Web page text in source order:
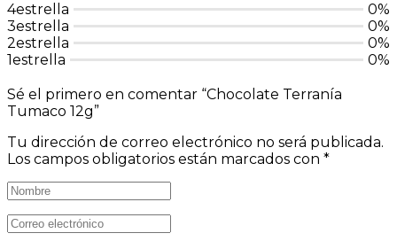
4estrella
0%
3estrella
0%
2estrella
0%
1estrella
0%
Sé el primero en comentar “Chocolate Terranía
Tumaco 12g”
Tu dirección de correo electrónico no será publicada.
Los campos obligatorios están marcados con *